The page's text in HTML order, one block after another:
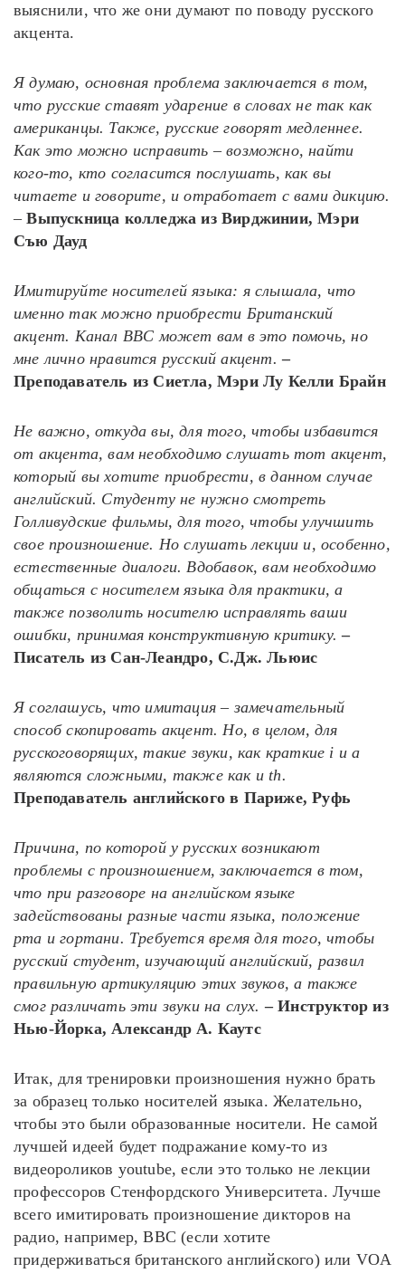
выяснили, что же они думают по поводу русского
акцента.
Я думаю, основная проблема заключается в том,
что русские ставят ударение в словах не так как
американцы. Также, русские говорят медленнее.
Как это можно исправить – возможно, найти
кого-то, кто согласится послушать, как вы
читаете и говорите, и отработает с вами дикцию.
–Выпускница колледжа из Вирджинии, Мэри
Съю Дауд
Имитируйте носителей языка: я слышала, что
именно так можно приобрести Британский
акцент. Канал BBC может вам в это помочь, но
мне лично нравится русский акцент. –
Преподаватель из Сиетла, Мэри Лу Келли Брайн
Не важно, откуда вы, для того, чтобы избавится
от акцента, вам необходимо слушать тот акцент,
который вы хотите приобрести, в данном случае
английский. Студенту не нужно смотреть
Голливудские фильмы, для того, чтобы улучшить
свое произношение. Но слушать лекции и, особенно,
естественные диалоги. Вдобавок, вам необходимо
общаться с носителем языка для практики, а
также позволить носителю исправлять ваши
ошибки, принимая конструктивную критику. –
Писатель из Сан-Леандро, С.Дж. Льюис
Я соглашусь, что имитация – замечательный
способ скопировать акцент. Но, в целом, для
русскоговорящих, такие звуки, как краткие i и a
являются сложными, также как и th.
Преподаватель английского в Париже, Руфь
Причина, по которой у русских возникают
проблемы с произношением, заключается в том,
что при разговоре на английском языке
задействованы разные части языка, положение
рта и гортани. Требуется время для того, чтобы
русский студент, изучающий английский, развил
правильную артикуляцию этих звуков, а также
смог различать эти звуки на слух.– Инструктор из
Нью-Йорка, Александр А. Каутс
Итак, для тренировки произношения нужно брать
за образец только носителей языка. Желательно,
чтобы это были образованные носители. Не самой
лучшей идеей будет подражание кому-то из
видеороликов youtube, если это только не лекции
профессоров Стенфордского Университета. Лучше
всего имитировать произношение дикторов на
радио, например, BBC (если хотите
придерживаться британского английского) или VOA